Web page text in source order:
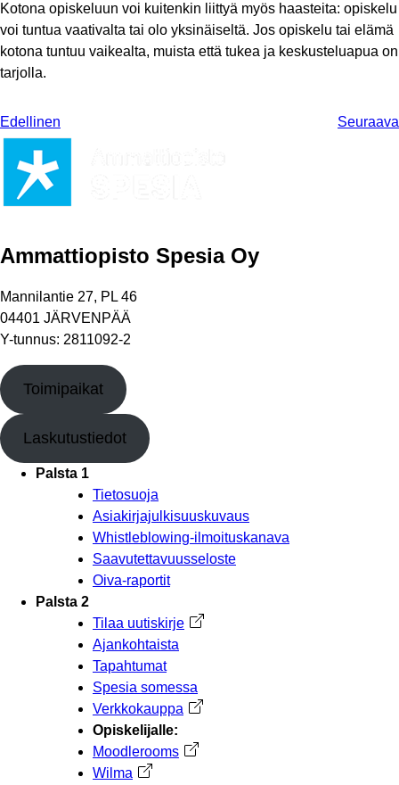
Kotona opiskeluun voi kuitenkin liittyä myös haasteita: opiskelu
voi tuntua vaativalta tai olo yksinäiseltä. Jos opiskelu tai elämä
kotona tuntuu vaikealta, muista että tukea ja keskusteluapua on
tarjolla.
Edellinen Seuraava
Ammattiopisto Spesia Oy
Mannilantie 27, PL 46
04401 JÄRVENPÄÄ
Y-tunnus: 2811092-2
Toimipaikat
Laskutustiedot
Palsta 1
Tietosuoja
Asiakirjajulkisuuskuvaus
Whistleblowing-ilmoituskanava
Saavutettavuusseloste
Oiva-raportit
Palsta 2
Tilaa uutiskirje Avautuu uuteen välilehteen
Ajankohtaista
Tapahtumat
Spesia somessa
Verkkokauppa Avautuu uuteen välilehteen
Opiskelijalle:
Moodlerooms Avautuu uuteen välilehteen
Wilma Avautuu uuteen välilehteen